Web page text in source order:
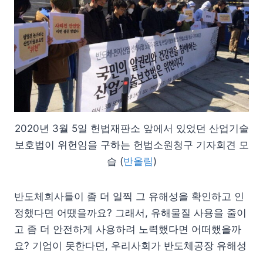
2020년 3월 5일 헌법재판소 앞에서 있었던 산업기술
보호법이 위헌임을 구하는 헌법소원청구 기자회견 모
습 (반올림)
반도체회사들이 좀 더 일찍 그 유해성을 확인하고 인
정했다면 어땠을까요? 그래서, 유해물질 사용을 줄이
고 좀 더 안전하게 사용하려 노력했다면 어떠했을까
요? 기업이 못한다면, 우리사회가 반도체공장 유해성